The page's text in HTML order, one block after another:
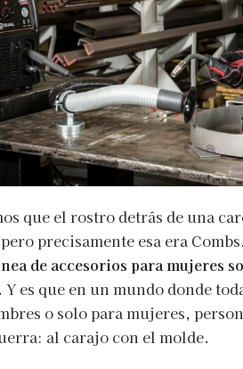
que el rostro detrás de una
precisamente esa era
de accesorios para mujeres
Y es que en un mundo donde
o solo para mujeres,
al carajo con el molde.